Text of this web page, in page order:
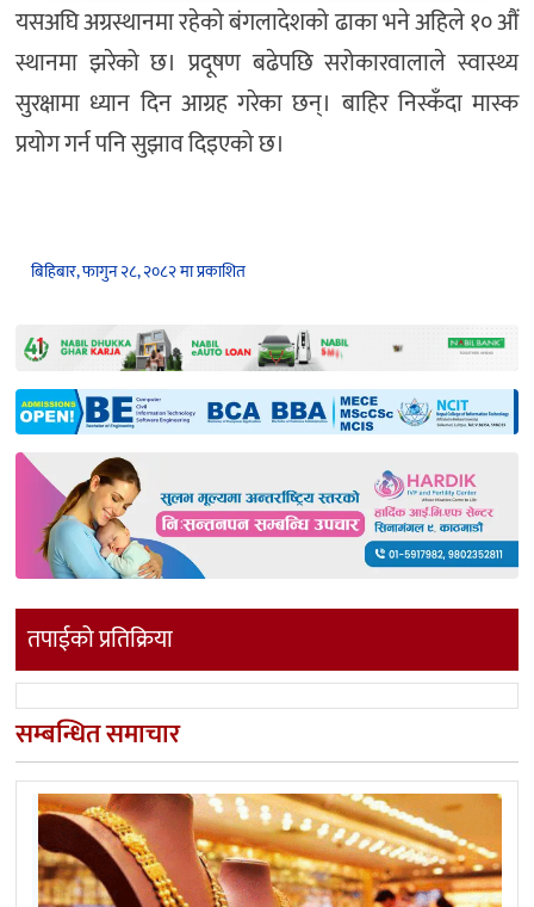
यसअघि अग्रस्थानमा रहेको बंगलादेशको ढाका भने अहिले १० औं
स्थानमा झरेको छ। प्रदूषण बढेपछि सरोकारवालाले स्वास्थ्य
सुरक्षामा ध्यान दिन आग्रह गरेका छन्। बाहिर निस्कँदा मास्क
प्रयोग गर्न पनि सुझाव दिइएको छ।
बिहिबार, फागुन २८, २०८२ मा प्रकाशित
तपाईको प्रतिक्रिया
सम्बन्धित समाचार